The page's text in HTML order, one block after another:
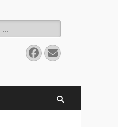
Facebook
E-
Mail